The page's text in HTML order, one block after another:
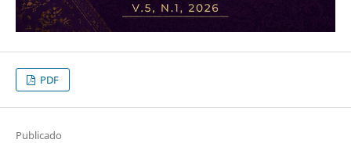
PDF
Publicado